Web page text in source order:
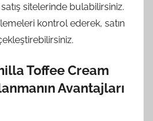
sitelerinde bulabilirsiniz.
kontrol ederek, satın
Toffee Cream
Avantajları